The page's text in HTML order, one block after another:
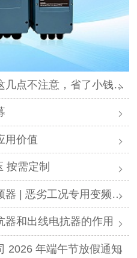
意，省了小钱却可能毁了设备
用价值
按需定制
劣工况专用变频解决方案
器和出线电抗器的作用
2026 年端午节放假通知